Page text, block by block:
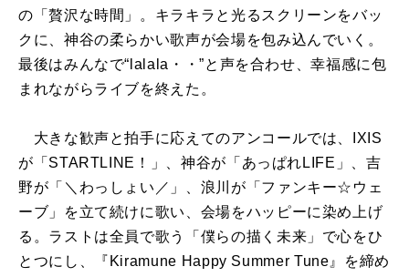
の「贅沢な時間」。キラキラと光るスクリーンをバッ
クに、神谷の柔らかい歌声が会場を包み込んでいく。
最後はみんなで“lalala・・”と声を合わせ、幸福感に包
まれながらライブを終えた。
大きな歓声と拍手に応えてのアンコールでは、IXIS
が「STARTLINE！」、神谷が「あっぱれLIFE」、吉
野が「＼わっしょい／」、浪川が「ファンキー☆ウェ
ーブ」を立て続けに歌い、会場をハッピーに染め上げ
る。ラストは全員で歌う「僕らの描く未来」で心をひ
とつにし、『Kiramune Happy Summer Tune』を締め